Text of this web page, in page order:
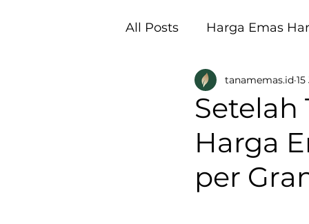
All Posts Harga Emas
Pembukaan Galeri
Setelah
Harga
per
tanamemas.id